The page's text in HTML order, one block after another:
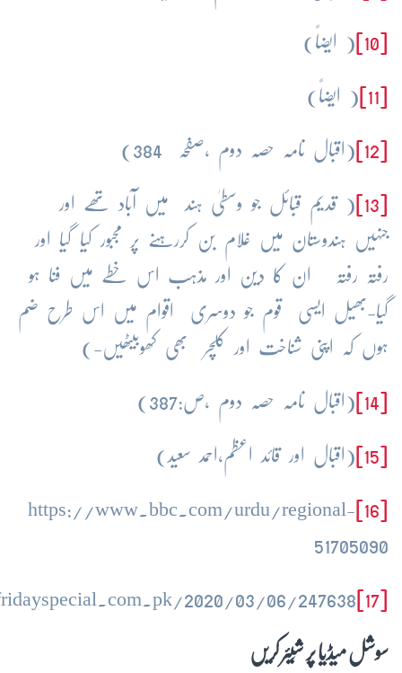
( ایضاً)
( ایضاً)
(اقبال نامہ حصہ دوم ،صفحہ 384)
( قدیم قبائل جو وسطیٰ ہند میں آباد تھے اور
جنہیں ہندوستان میں غلام بن کررہنے پر مجبور کیا گیا اور
رفتہ رفتہ ان کا دین اور مذہب اس خطے میں فنا ہو
گیا-بھیل ایسی قوم جو دوسری اقوام میں اس طرح ضم
ہوں کہ اپنی شناخت اور کلچر بھی کھوبیٹھیں-)
(اقبال نامہ حصہ دوم ،ص:387)
(اقبال اور قائد اعظم،احمد سعید)
https://www.bbc.com/urdu/regional-
51705090
2020/03/06/247638/
سوشل میڈیا پر شِیئر کریں